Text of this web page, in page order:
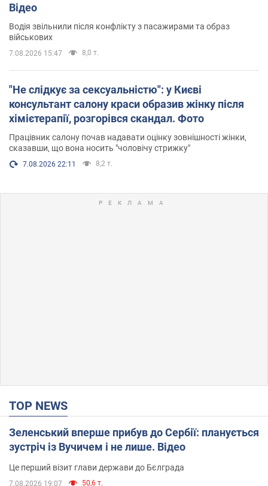
Відео
Водія звільнили після конфлікту з пасажирами та образ
військових
7.08.2026 15:47 8,0 т.
"Не слідкує за сексуальністю": у Києві
консультант салону краси образив жінку після
хімієтерапії, розгорівся скандал. Фото
Працівник салону почав надавати оцінку зовнішності жінки,
сказавши, що вона носить "чоловічу стрижку"
7.08.2026 22:11 8,2 т.
TOP NEWS
Зеленський вперше прибув до Сербії: планується
зустріч із Вучичем і не лише. Відео
Це перший візит глави держави до Бєлграда
7.08.2026 19:07 50,6 т.